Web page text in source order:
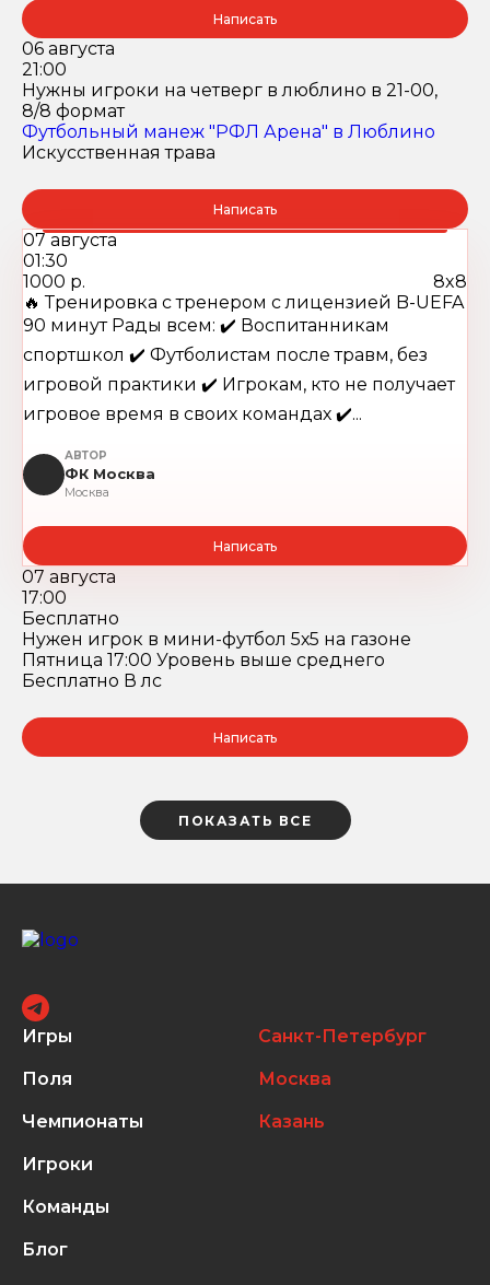
Написать
06 августа
21:00
Нужны игроки на четверг в люблино в 21-00,
8/8 формат
Футбольный манеж "РФЛ Арена" в Люблино
Искусственная трава
Написать
07 августа
01:30
1000 р.
8x8
🔥 Тренировка с тренером c лицензией B-UEFA
90 минут Рады всем: ✔️ Воспитанникам
спортшкол ✔️ Футболистам после травм, без
игровой практики ✔️ Игрокам, кто не получает
игровое время в своих командах ✔️...
АВТОР
ФК Москва
Москва
Написать
07 августа
17:00
Бесплатно
Нужен игрок в мини-футбол 5х5 на газоне
Пятница 17:00 Уровень выше среднего
Бесплатно В лс
Написать
ПОКАЗАТЬ ВСЕ
Игры
Поля
Чемпионаты
Игроки
Команды
Блог
Санкт-Петербург
Москва
Казань